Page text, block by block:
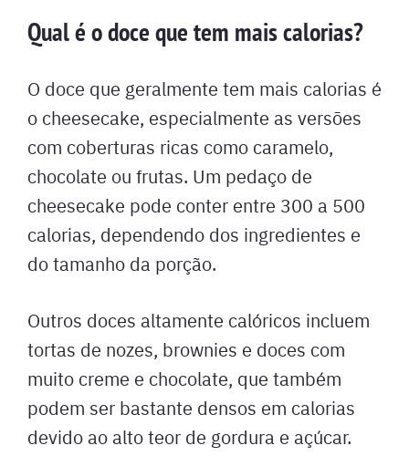
Qual é o doce que tem mais calorias?
O doce que geralmente tem mais calorias é
o cheesecake, especialmente as versões
com coberturas ricas como caramelo,
chocolate ou frutas. Um pedaço de
cheesecake pode conter entre 300 a 500
calorias, dependendo dos ingredientes e
do tamanho da porção.
Outros doces altamente calóricos incluem
tortas de nozes, brownies e doces com
muito creme e chocolate, que também
podem ser bastante densos em calorias
devido ao alto teor de gordura e açúcar.